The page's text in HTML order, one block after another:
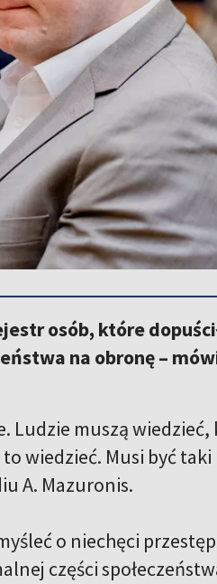
osób, które
na obronę –
Ludzie muszą
wiedzieć. Musi być
A. Mazuronis.
o niechęci
części